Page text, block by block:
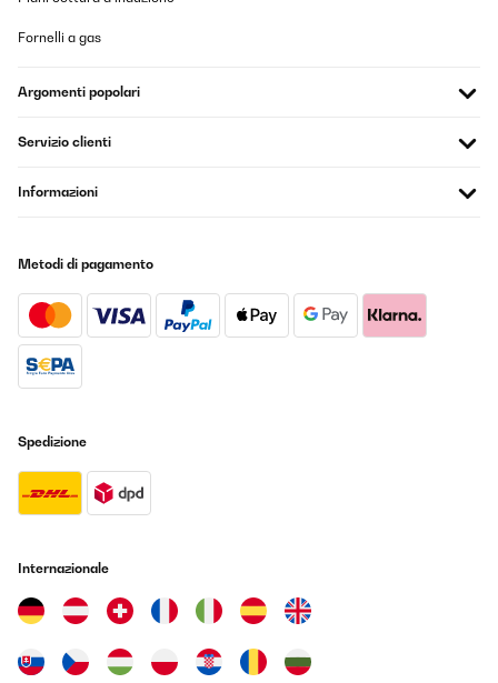
Fornelli a gas
Argomenti popolari
Servizio clienti
Informazioni
Metodi di pagamento
Spedizione
Internazionale